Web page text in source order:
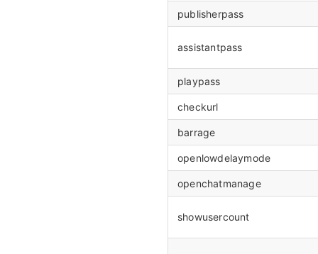
publisherpass
assistantpass
playpass
checkurl
barrage
openlowdelaymode
openchatmanage
showusercount